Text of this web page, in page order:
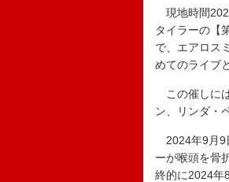
現地時間
タイラーの【
で、エアロス
めてのライブ
この催しに
ン、リンダ・
2024年9月9
ーが喉頭を骨
終的に2024年